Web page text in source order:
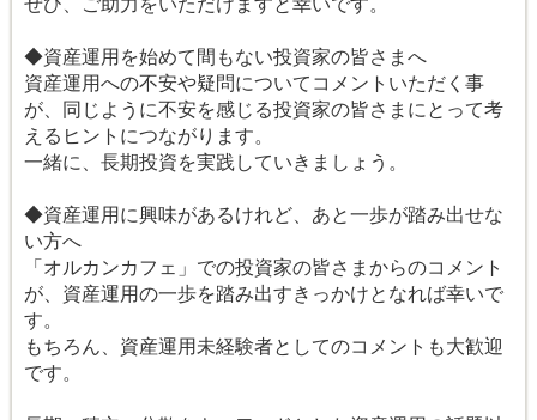
ぜひ、ご助力をいただけますと幸いです。
◆資産運用を始めて間もない投資家の皆さまへ
資産運用への不安や疑問についてコメントいただく事
が、同じように不安を感じる投資家の皆さまにとって考
えるヒントにつながります。
一緒に、長期投資を実践していきましょう。
◆資産運用に興味があるけれど、あと一歩が踏み出せな
い方へ
「オルカンカフェ」での投資家の皆さまからのコメント
が、資産運用の一歩を踏み出すきっかけとなれば幸いで
す。
もちろん、資産運用未経験者としてのコメントも大歓迎
です。